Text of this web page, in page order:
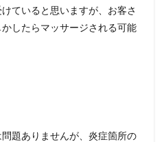
ていると思いますが、お客さ
したらマッサージされる可能
題ありませんが、炎症箇所の